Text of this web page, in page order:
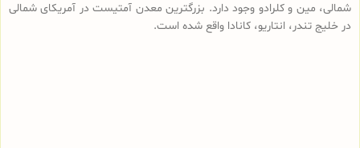
شمالی، مین و کلرادو وجود دارد. بزرگترین معدن آمتیست در آمریکای شمالی
در خلیج تندر، انتاریو، کانادا واقع شده است.